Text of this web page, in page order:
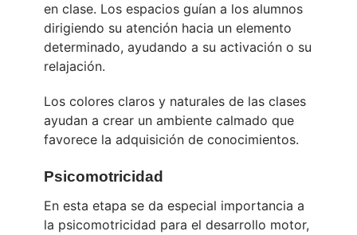
en clase. Los espacios guían a los alumnos
dirigiendo su atención hacia un elemento
determinado, ayudando a su activación o su
relajación.
Los colores claros y naturales de las clases
ayudan a crear un ambiente calmado que
favorece la adquisición de conocimientos.
Psicomotricidad
En esta etapa se da especial importancia a
la psicomotricidad para el desarrollo motor,